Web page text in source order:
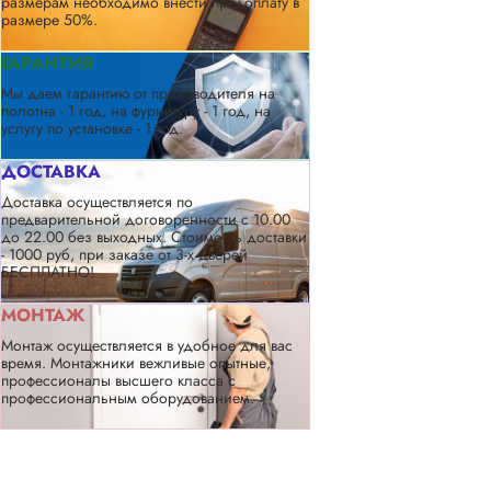
размере 50%.
ГАРАНТИЯ
Мы даем гарантию от производителя на
полотна - 1 год, на фурнитуру - 1 год, на
услугу по установке - 1 год.
ДОСТАВКА
Доставка осуществляется по
предварительной договоренности с 10.00
до 22.00 без выходных. Стоимость доставки
- 1000 руб, при заказе от 3-х дверей
БЕСПЛАТНО!
МОНТАЖ
Монтаж осуществляется в удобное для вас
время. Монтажники вежливые опытные,
профессионалы высшего класса с
профессиональным оборудованием.